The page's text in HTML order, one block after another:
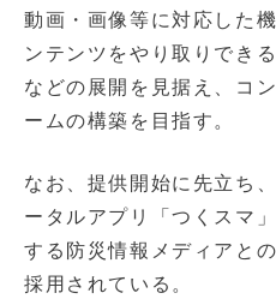
動画・画像等に対応した
ンテンツをやり取りでき
などの展開を見据え、コ
ームの構築を目指す。
なお、提供開始に先立ち
ータルアプリ「つくスマ
する防災情報メディアと
採用されている。